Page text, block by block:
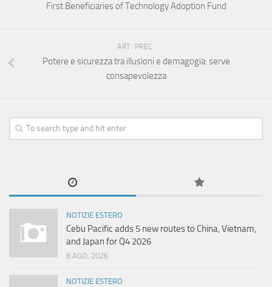
First Beneficiaries of Technology Adoption Fund
ART. PREC.
Potere e sicurezza tra illusioni e demagogia: serve
consapevolezza
NOTIZIE ESTERO
Cebu Pacific adds 5 new routes to China, Vietnam,
and Japan for Q4 2026
8 AGO, 2026
NOTIZIE ESTERO